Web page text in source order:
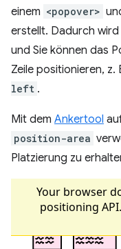
einem <popover>
erstellt. Dadurch
und Sie können das
Zeile positionieren, z.
left .
Mit dem Ankertool
position-area
Platzierung zu